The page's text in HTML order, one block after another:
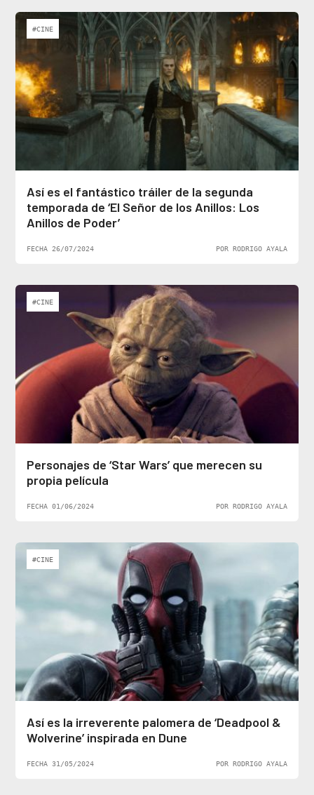
#CINE
Así es el fantástico tráiler de la segunda
temporada de ‘El Señor de los Anillos: Los
Anillos de Poder’
FECHA 26/07/2024 POR RODRIGO AYALA
#CINE
Personajes de ‘Star Wars’ que merecen su
propia película
FECHA 01/06/2024 POR RODRIGO AYALA
#CINE
Así es la irreverente palomera de ‘Deadpool &
Wolverine’ inspirada en Dune
FECHA 31/05/2024 POR RODRIGO AYALA